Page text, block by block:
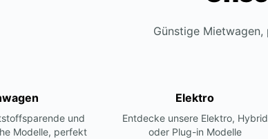
Günstige
und
Modelle, perfekt
Elektro
Entdecke unsere Elektro, Hybrid
oder Plug-in Modelle